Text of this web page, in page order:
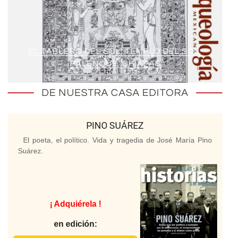
EL TABLERO DEL SOL, TEMPLO DEL SOL,
PALENQUE, CHIAPAS
DE NUESTRA CASA EDITORA
PINO SUÁREZ
El poeta, el político. Vida y tragedia de José María Pino
Suárez.
¡ Adquiérela !
en edición: